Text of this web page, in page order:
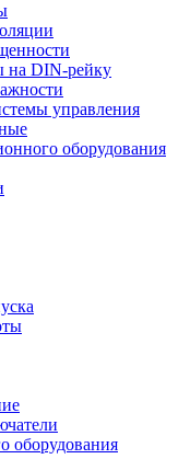
на DIN-рейку
управления
оборудования
оборудования